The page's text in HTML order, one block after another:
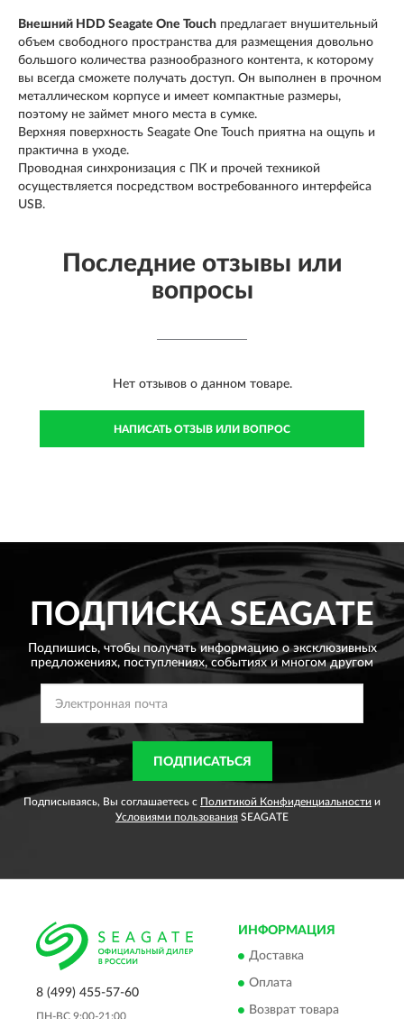
Внешний HDD Seagate One Touch предлагает внушительный
объем свободного пространства для размещения довольно
большого количества разнообразного контента, к которому
вы всегда сможете получать доступ. Он выполнен в прочном
металлическом корпусе и имеет компактные размеры,
поэтому не займет много места в сумке.
Верхняя поверхность Seagate One Touch приятна на ощупь и
практична в уходе.
Проводная синхронизация с ПК и прочей техникой
осуществляется посредством востребованного интерфейса
USB.
Последние отзывы или
вопросы
Нет отзывов о данном товаре.
НАПИСАТЬ ОТЗЫВ ИЛИ ВОПРОС
ПОДПИСКАSEAGATE
Подпишись, чтобы получать информацию о эксклюзивных
предложениях, поступлениях, событиях и многом другом
ПОДПИСАТЬСЯ
Подписываясь, Вы соглашаетесь с Политикой Конфиденциальности и
Условиями пользования SEAGATE
8 (499) 455-57-60
ПН-ВС 9:00-21:00
ИНФОРМАЦИЯ
Доставка
Оплата
Возврат товара